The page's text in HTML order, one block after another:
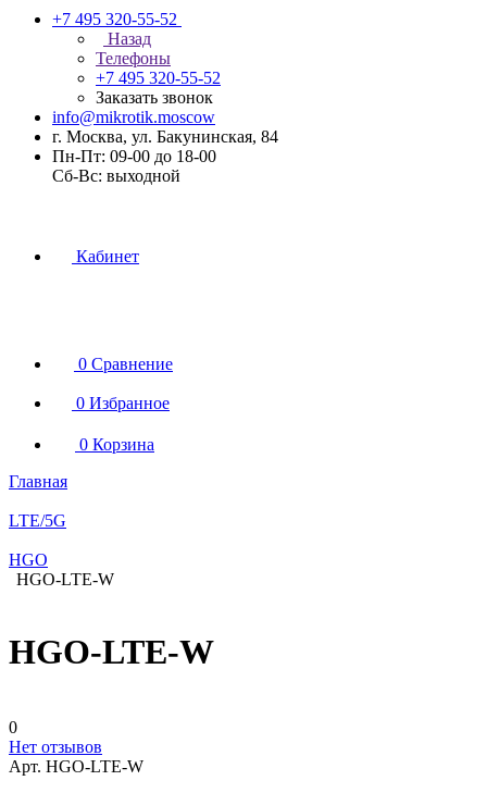
+7 495 320-55-52
Назад
Телефоны
+7 495 320-55-52
Заказать звонок
info@mikrotik.moscow
г. Москва, ул. Бакунинская, 84
Пн-Пт: 09-00 до 18-00
Сб-Вс: выходной
Кабинет
0 Сравнение
0 Избранное
0 Корзина
Главная
LTE/5G
HGO
HGO-LTE-W
HGO-LTE-W
0
Нет отзывов
Арт. HGO-LTE-W